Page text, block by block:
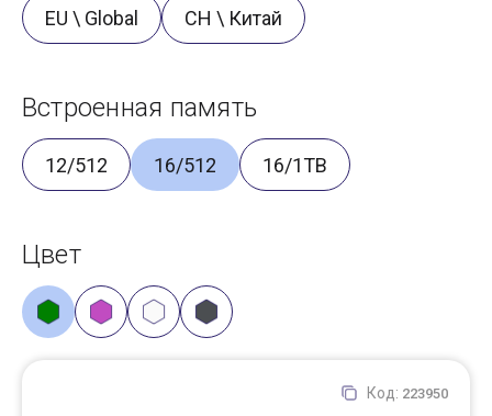
EU \ Global CH \ Китай
Встроенная память
12/512 16/512 16/1TB
Цвет
Код: 223950